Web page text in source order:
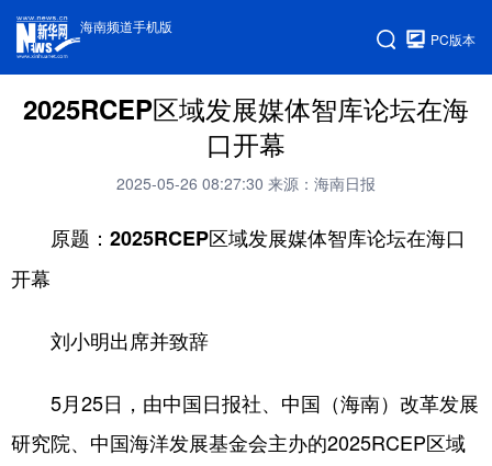
海南频道手机版
PC版本
2025RCEP区域发展媒体智库论坛在海
口开幕
2025-05-26 08:27:30 来源：海南日报
原题：2025RCEP区域发展媒体智库论坛在海口
开幕
刘小明出席并致辞
5月25日，由中国日报社、中国（海南）改革发展
研究院、中国海洋发展基金会主办的2025RCEP区域